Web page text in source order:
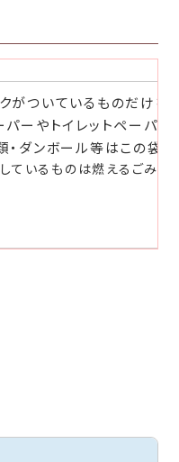
がついているものだけを
パーやトイレットペーパ
・ダンボール等はこの袋
いるものは燃えるごみで出